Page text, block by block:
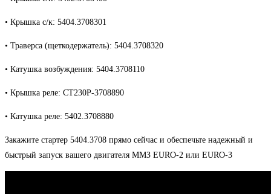
• Крышка с/к: 5404.3708301
• Траверса (щеткодержатель): 5404.3708320
• Катушка возбуждения: 5404.3708110
• Крышка реле: СТ230Р-3708890
• Катушка реле: 5402.3708880
Закажите стартер 5404.3708 прямо сейчас и обеспечьте надежный и
быстрый запуск вашего двигателя ММЗ EURO-2 или EURO-3